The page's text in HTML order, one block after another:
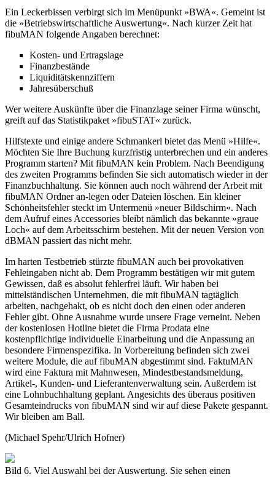
Ein Leckerbissen verbirgt sich im Menüpunkt »BWA«. Gemeint ist
die »Betriebswirtschaftliche Auswertung«. Nach kurzer Zeit hat
fibuMAN folgende Angaben berechnet:
Kosten- und Ertragslage
Finanzbestände
Liquiditätskennziffern
Jahresüberschuß
Wer weitere Auskünfte über die Finanzlage seiner Firma wünscht,
greift auf das Statistikpaket »fibuSTAT« zurück.
Hilfstexte und einige andere Schmankerl bietet das Menü »Hilfe«.
Möchten Sie Ihre Buchung kurzfristig unterbrechen und ein anderes
Programm starten? Mit fibuMAN kein Problem. Nach Beendigung
des zweiten Programms befinden Sie sich automatisch wieder in der
Finanzbuchhaltung. Sie können auch noch während der Arbeit mit
fibuMAN Ordner an-legen oder Dateien löschen. Ein kleiner
Schönheitsfehler steckt im Untermenü »neuer Bildschirm«. Nach
dem Aufruf eines Accessories bleibt nämlich das bekannte »graue
Loch« auf dem Arbeitsschirm bestehen. Mit der neuen Version von
dBMAN passiert das nicht mehr.
Im harten Testbetrieb stürzte fibuMAN auch bei provokativen
Fehleingaben nicht ab. Dem Programm bestätigen wir mit gutem
Gewissen, daß es absolut fehlerfrei läuft. Wir haben bei
mittelständischen Unternehmen, die mit fibuMAN tagtäglich
arbeiten, nachgehakt, ob es nicht doch den einen oder anderen
Fehler gibt. Ohne Ausnahme wurde unsere Frage verneint. Neben
der kostenlosen Hotline bietet die Firma Prodata eine
kostenpflichtige individuelle Einarbeitung und die Anpassung an
besondere Firmenspezifika. In Vorbereitung befinden sich zwei
weitere Module, die auf fibuMAN abgestimmt sind. FaktuMAN
wird eine Faktura mit Mahnwesen, Mindestbestandsmeldung,
Artikel-, Kunden- und Lieferantenverwaltung sein. Außerdem ist
eine Lohnbuchhaltung geplant. Angesichts des überaus positiven
Gesamteindrucks von fibuMAN sind wir auf diese Pakete gespannt.
Wir bleiben am Ball.
(Michael Spehr/Ulrich Hofner)
Bild 6. Viel Auswahl bei der Auswertung. Sie sehen einen